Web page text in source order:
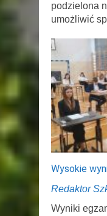
podzielona
umożliwić
Wysokie
Redaktor
Wyniki